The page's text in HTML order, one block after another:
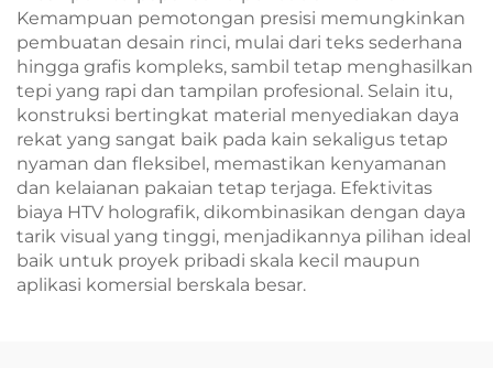
Kemampuan pemotongan presisi memungkinkan
pembuatan desain rinci, mulai dari teks sederhana
hingga grafis kompleks, sambil tetap menghasilkan
tepi yang rapi dan tampilan profesional. Selain itu,
konstruksi bertingkat material menyediakan daya
rekat yang sangat baik pada kain sekaligus tetap
nyaman dan fleksibel, memastikan kenyamanan
dan kelaianan pakaian tetap terjaga. Efektivitas
biaya HTV holografik, dikombinasikan dengan daya
tarik visual yang tinggi, menjadikannya pilihan ideal
baik untuk proyek pribadi skala kecil maupun
aplikasi komersial berskala besar.